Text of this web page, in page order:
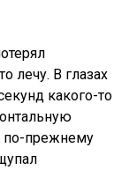
лечу. В глазах
какого-то
по-прежнему